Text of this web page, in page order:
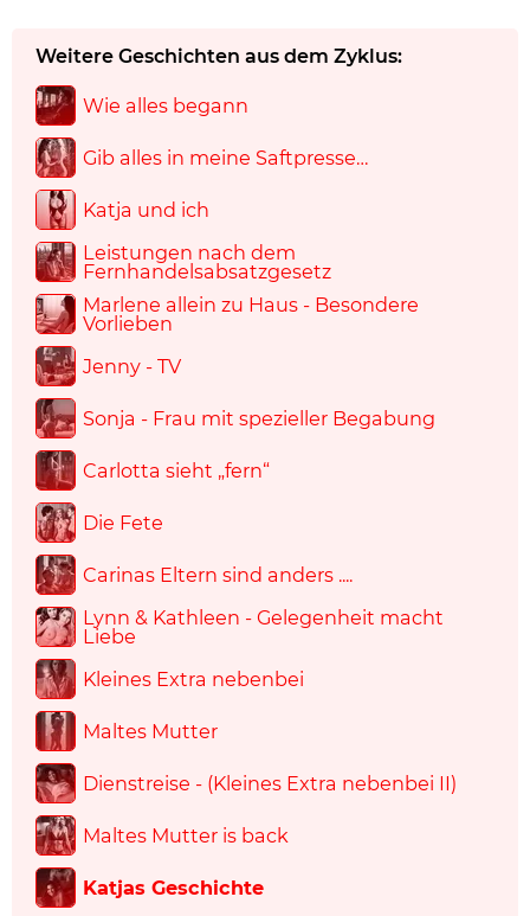
Weitere Geschichten aus dem Zyklus:
Wie alles begann
Gib alles in meine Saftpresse…
Katja und ich
Leistungen nach dem
Fernhandelsabsatzgesetz
Marlene allein zu Haus - Besondere
Vorlieben
Jenny - TV
Sonja - Frau mit spezieller Begabung
Carlotta sieht „fern“
Die Fete
Carinas Eltern sind anders ....
Lynn & Kathleen - Gelegenheit macht
Liebe
Kleines Extra nebenbei
Maltes Mutter
Dienstreise - (Kleines Extra nebenbei II)
Maltes Mutter is back
Katjas Geschichte